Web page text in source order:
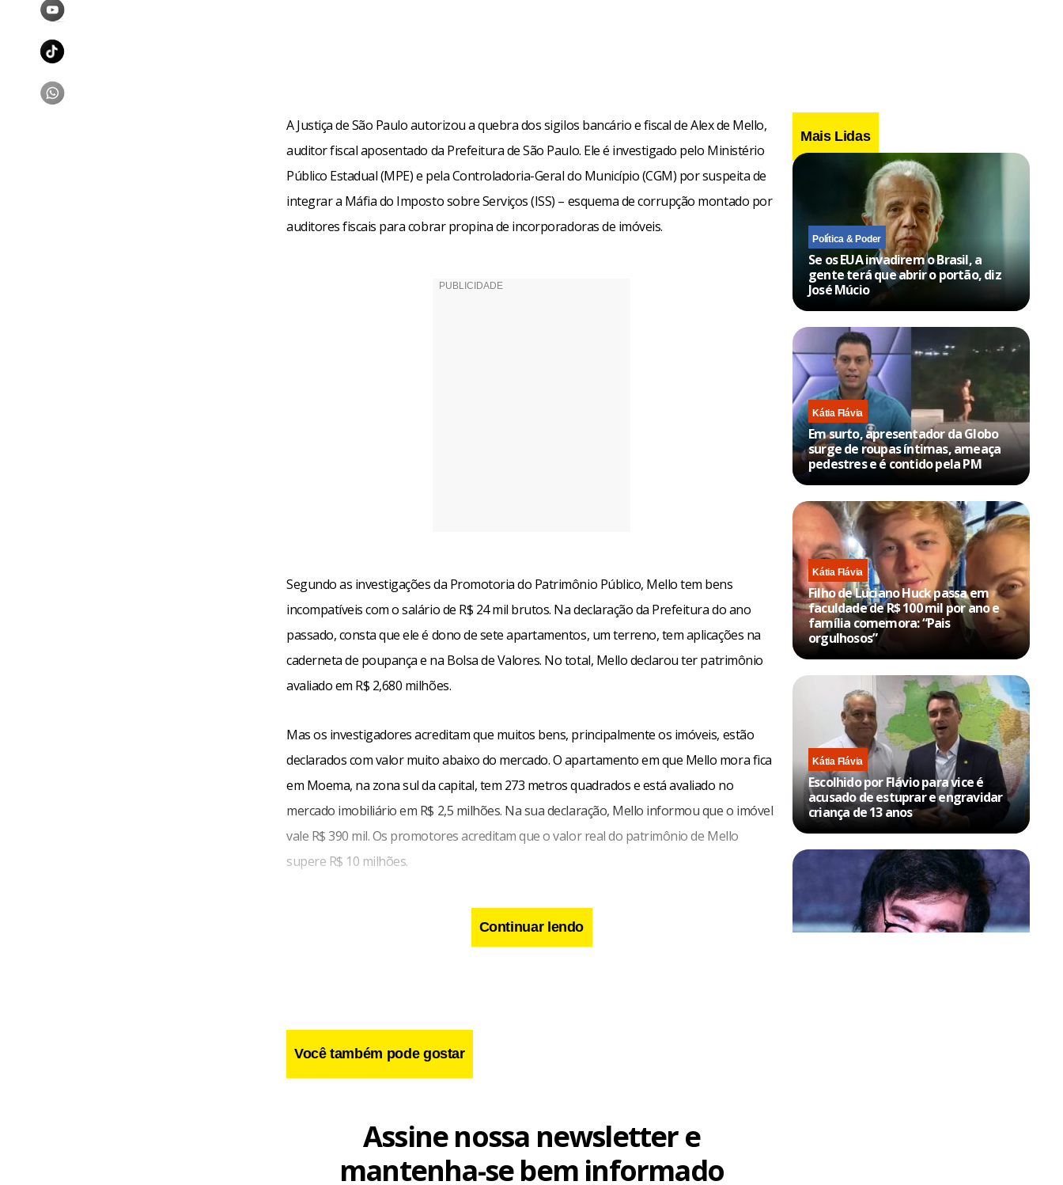
A Justiça de São Paulo autorizou a quebra dos sigilos bancário e fiscal de Alex de Mello,
auditor fiscal aposentado da Prefeitura de São Paulo. Ele é investigado pelo Ministério
Público Estadual (MPE) e pela Controladoria-Geral do Município (CGM) por suspeita de
integrar a Máfia do Imposto sobre Serviços (ISS) – esquema de corrupção montado por
auditores fiscais para cobrar propina de incorporadoras de imóveis.
Segundo as investigações da Promotoria do Patrimônio Público, Mello tem bens
incompatíveis com o salário de R$ 24 mil brutos. Na declaração da Prefeitura do ano
passado, consta que ele é dono de sete apartamentos, um terreno, tem aplicações na
caderneta de poupança e na Bolsa de Valores. No total, Mello declarou ter patrimônio
avaliado em R$ 2,680 milhões.
Mas os investigadores acreditam que muitos bens, principalmente os imóveis, estão
declarados com valor muito abaixo do mercado. O apartamento em que Mello mora fica
em Moema, na zona sul da capital, tem 273 metros quadrados e está avaliado no
mercado imobiliário em R$ 2,5 milhões. Na sua declaração, Mello informou que o imóvel
vale R$ 390 mil. Os promotores acreditam que o valor real do patrimônio de Mello
supere R$ 10 milhões.
Continuar lendo
Você também pode gostar
Mais Lidas
Política & Poder
Se os EUA invadirem o Brasil, a
gente terá que abrir o portão, diz
José Múcio
Kátia Flávia
Em surto, apresentador da Globo
surge de roupas íntimas, ameaça
pedestres e é contido pela PM
Kátia Flávia
Filho de Luciano Huck passa em
faculdade de R$ 100 mil por ano e
família comemora: “Pais
orgulhosos”
Kátia Flávia
Escolhido por Flávio para vice é
acusado de estuprar e engravidar
criança de 13 anos
Assine nossa newsletter e
mantenha-se bem informado